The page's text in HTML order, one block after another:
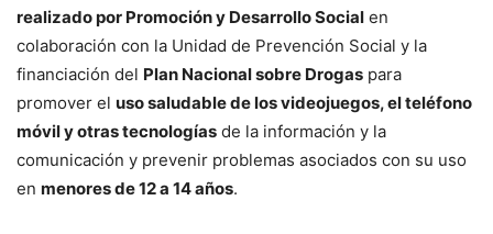
realizado por Promoción y Desarrollo Social en
colaboración con la Unidad de Prevención Social y la
financiación del Plan Nacional sobre Drogas para
promover el uso saludable de los videojuegos, el teléfono
móvil y otras tecnologías de la información y la
comunicación y prevenir problemas asociados con su uso
en menores de 12 a 14 años.